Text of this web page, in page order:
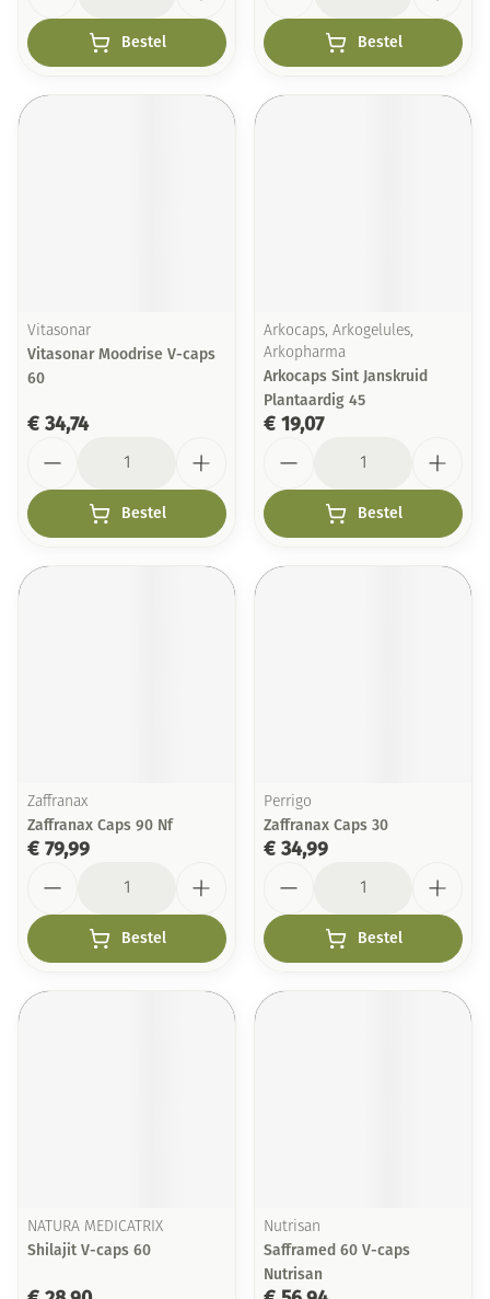
Bestel Bestel
Vitasonar
Vitasonar Moodrise V-caps
60
€ 34,74
Bestel
Arkocaps, Arkogelules,
Arkopharma
Arkocaps Sint Janskruid
Plantaardig 45
€ 19,07
Bestel
Zaffranax
Zaffranax Caps 90 Nf
€ 79,99
Bestel
Perrigo
Zaffranax Caps 30
€ 34,99
Bestel
NATURA MEDICATRIX
Shilajit V-caps 60
Nutrisan
Safframed 60 V-caps
Nutrisan